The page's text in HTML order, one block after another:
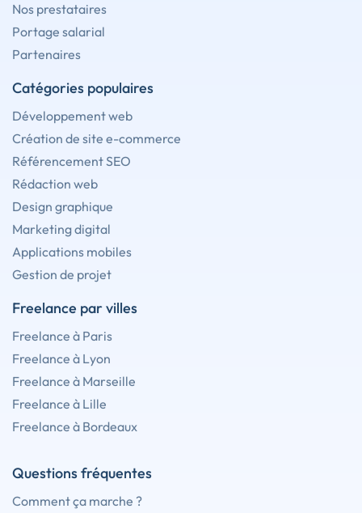
Nos prestataires
Portage salarial
Partenaires
Catégories populaires
Développement web
Création de site e-commerce
Référencement SEO
Rédaction web
Design graphique
Marketing digital
Applications mobiles
Gestion de projet
Freelance par villes
Freelance à Paris
Freelance à Lyon
Freelance à Marseille
Freelance à Lille
Freelance à Bordeaux
Questions fréquentes
Comment ça marche ?